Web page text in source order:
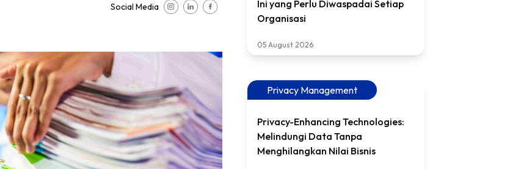
Social Media
Ini yang Perlu Diwaspadai Setiap
Organisasi
05 August 2026
Privacy Management
Privacy-Enhancing Technologies:
Melindungi Data Tanpa
Menghilangkan Nilai Bisnis